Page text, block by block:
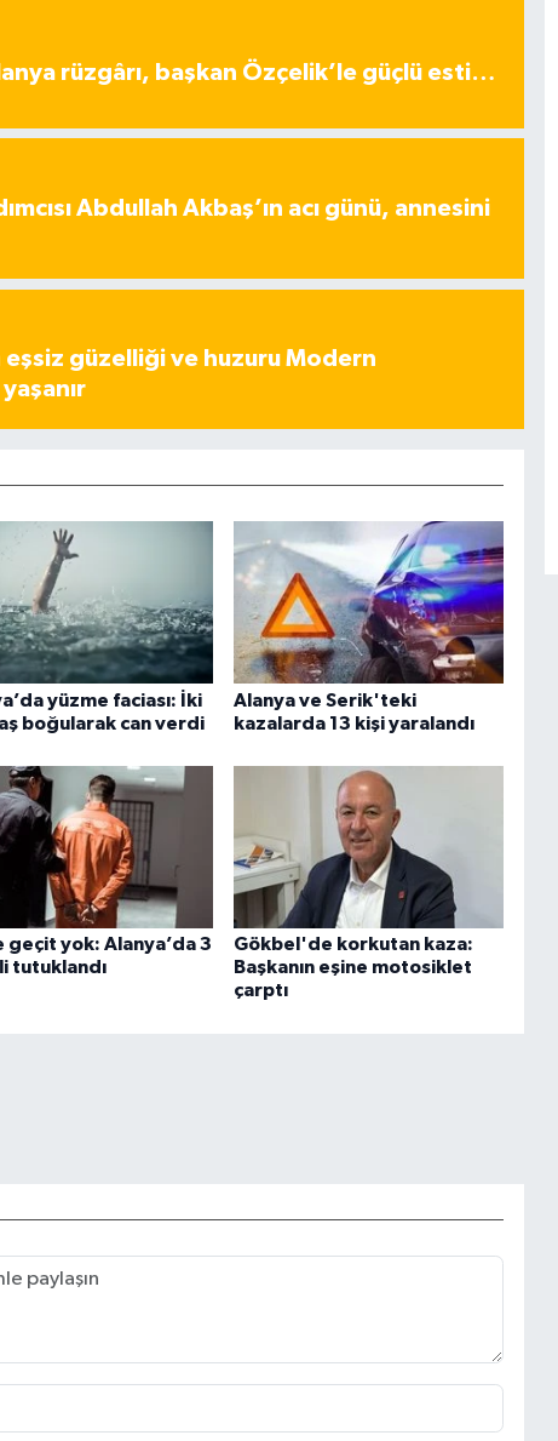
rüzgârı, başkan Özçelik’le güçlü esti…
Abdullah Akbaş’ın acı günü, annesini
eşsiz güzelliği ve huzuru Modern
yüzme faciası: İki
boğularak can verdi
Alanya ve Serik'teki
kazalarda 13 kişi yaralandı
geçit yok: Alanya’da 3
tutuklandı
Gökbel'de korkutan kaza:
Başkanın eşine motosiklet
çarptı